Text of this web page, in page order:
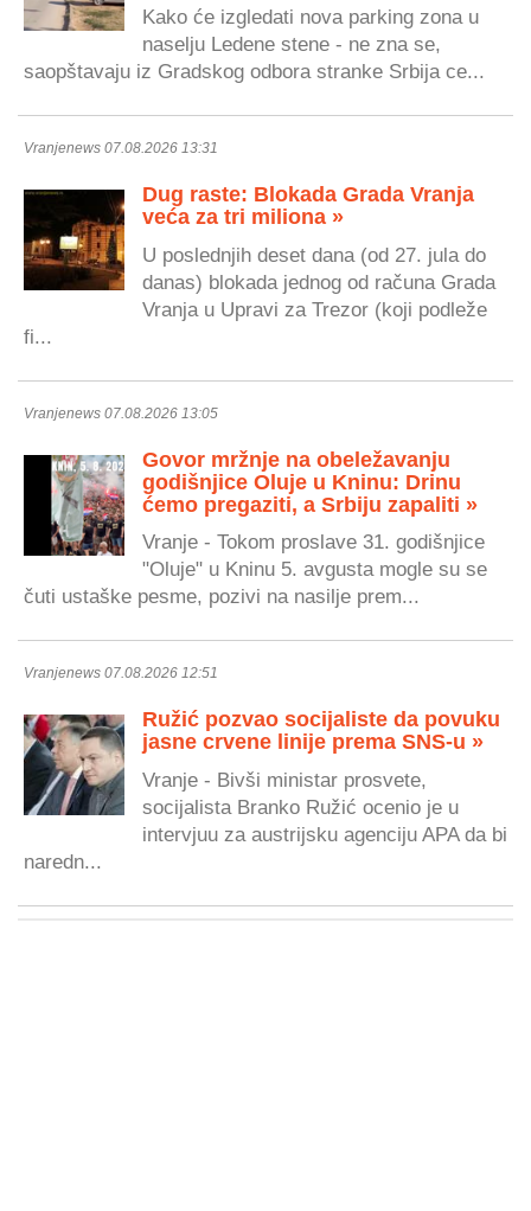
Kako će izgledati nova parking zona u
naselju Ledene stene - ne zna se,
saopštavaju iz Gradskog odbora stranke Srbija ce...
Vranjenews 07.08.2026 13:31
Dug raste: Blokada Grada Vranja
veća za tri miliona »
U poslednjih deset dana (od 27. jula do
danas) blokada jednog od računa Grada
Vranja u Upravi za Trezor (koji podleže
fi...
Vranjenews 07.08.2026 13:05
Govor mržnje na obeležavanju
godišnjice Oluje u Kninu: Drinu
ćemo pregaziti, a Srbiju zapaliti »
Vranje - Tokom proslave 31. godišnjice
"Oluje" u Kninu 5. avgusta mogle su se
čuti ustaške pesme, pozivi na nasilje prem...
Vranjenews 07.08.2026 12:51
Ružić pozvao socijaliste da povuku
jasne crvene linije prema SNS-u »
Vranje - Bivši ministar prosvete,
socijalista Branko Ružić ocenio je u
intervjuu za austrijsku agenciju APA da bi
naredn...